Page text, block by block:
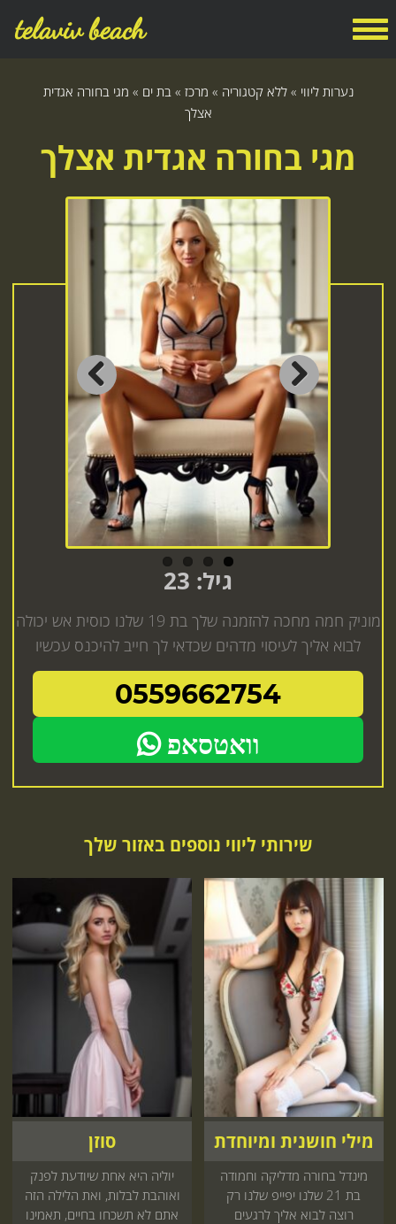
telaviv beach
נערות ליווי »ללא קטגוריה » מרכז »בת ים » מגי בחורה אגדית
אצלך
מגי בחורה אגדית אצלך
Previous Next
גיל: 23
מוניק חמה מחכה להזמנה שלך בת 19 שלנו כוסית אש יכולה
לבוא אליך לעיסוי מדהים שכדאי לך חייב להיכנס עכשיו
0559662754
וואטסאפ
שירותי ליווי נוספים באזור שלך
מילי חושנית ומיוחדת
מינדל בחורה מדליקה וחמודה
בת 21 שלנו יפייפ שלנו רק
רוצה לבוא אליך לרגעים
סוזן
יוליה היא אחת שיודעת לפנק
ואוהבת לבלות, ואת הלילה הזה
אתם לא תשכחו בחיים, תאמינו